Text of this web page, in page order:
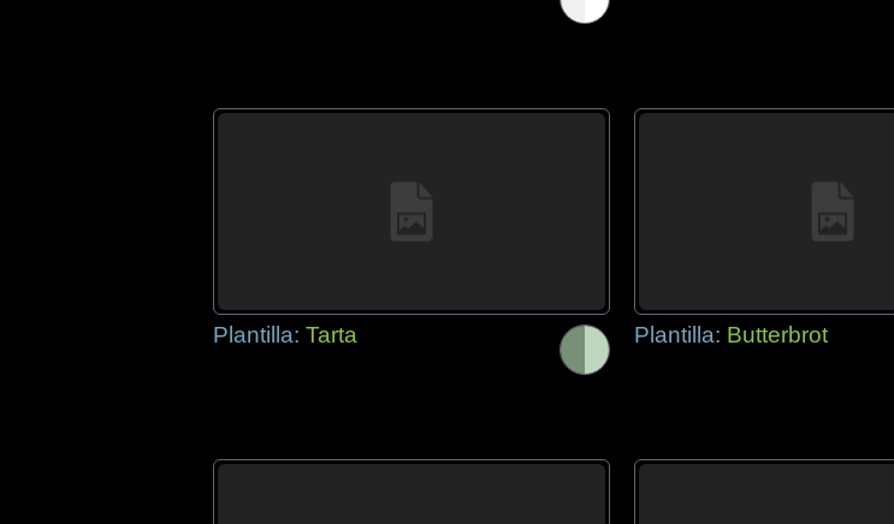
Plantilla: Tarta Plantilla: Butterbrot